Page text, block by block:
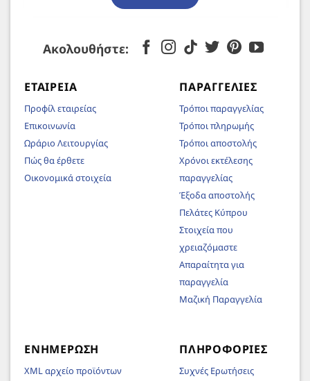
Ακολουθήστε:
ΕΤΑΙΡΕΊΑ
Προφίλ εταιρείας
Επικοινωνία
Ωράριο Λειτουργίας
Πώς θα έρθετε
Οικονομικά στοιχεία
ΠΑΡΑΓΓΕΛΊΕΣ
Τρόποι παραγγελίας
Τρόποι πληρωμής
Τρόποι αποστολής
Χρόνοι εκτέλεσης
παραγγελίας
Έξοδα αποστολής
Πελάτες Κύπρου
Στοιχεία που
χρειαζόμαστε
Απαραίτητα για
παραγγελία
Μαζική Παραγγελία
ΕΝΗΜΈΡΩΣΗ
XML αρχείο προϊόντων
ΠΛΗΡΟΦΟΡΊΕΣ
Συχνές Ερωτήσεις